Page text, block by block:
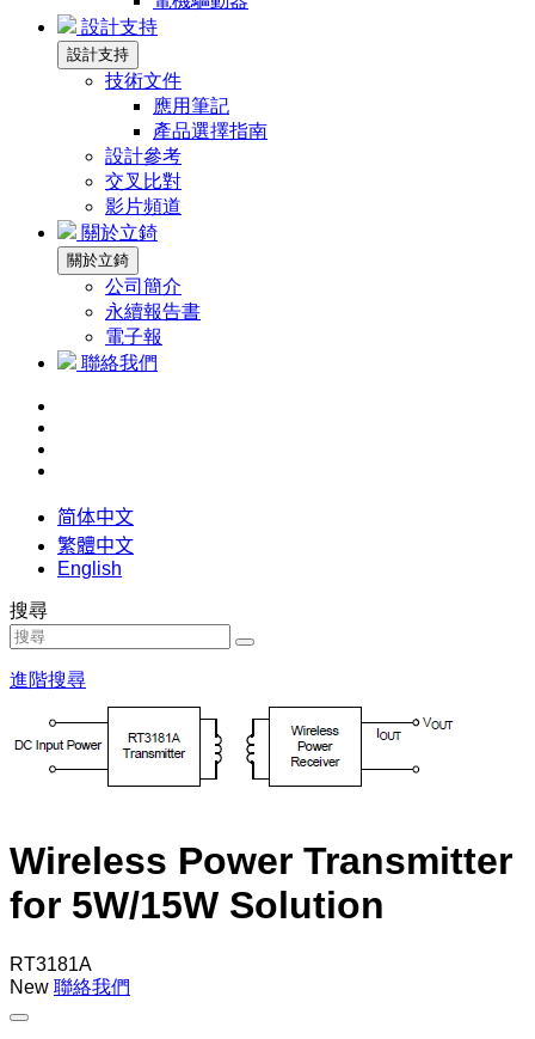
設計支持
設計支持
技術文件
應用筆記
產品選擇指南
設計參考
交叉比對
影片頻道
關於立錡
關於立錡
公司簡介
永續報告書
電子報
聯絡我們
简体中文
繁體中文
English
搜尋
進階搜尋
Wireless Power Transmitter
for 5W/15W Solution
RT3181A
New 聯絡我們